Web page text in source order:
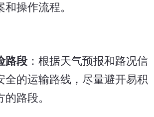
操作流程。
路段 ：根据天气预报和路况信
全的运输路线，尽量避开易积
路段。